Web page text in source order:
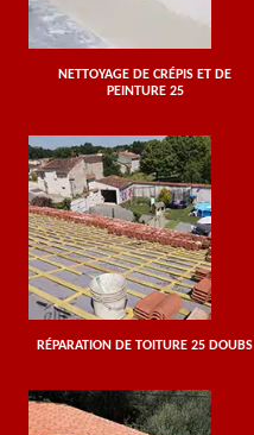
NETTOYAGE DE CRÉPIS ET DE
PEINTURE 25
RÉPARATION DE TOITURE 25 DOUBS